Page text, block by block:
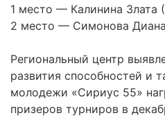
1 место — Калинина Злата
2 место — Симонова
Региональный центр
развития способностей и
молодежи «Сириус 55»
призеров турниров в